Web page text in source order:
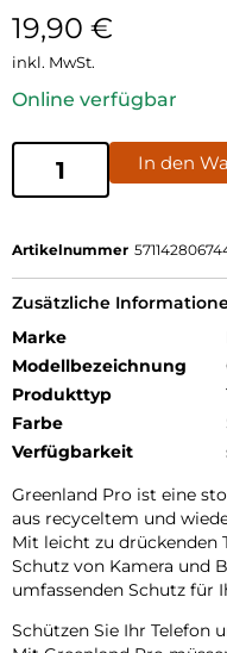
19,90 €
inkl. MwSt.
Online verfügbar
In den
Artikelnummer
Zusätzliche
Marke
Modellbezeichnung
Produkttyp
Farbe
Verfügbarkeit
Greenland Pro ist eine
aus recyceltem und
Mit leicht zu drückenden
Schutz von Kamera und
umfassenden Schutz für
Schützen Sie Ihr Telefon